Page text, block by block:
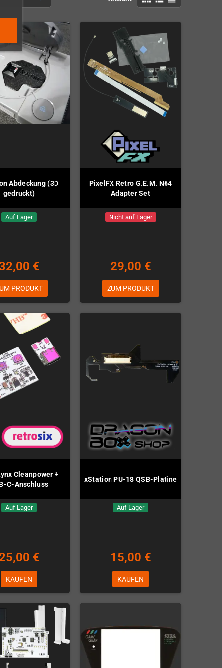
Abdeckung (3D
gedruckt)
Auf Lager
€
PRODUKT
PixelFX Retro G.E.M. N64
Adapter Set
Nicht auf Lager
29,00 €
ZUM PRODUKT
Cleanpower +
C-Anschluss
Auf Lager
25,00 €
KAUFEN
xStation PU-18 QSB-Platine
Auf Lager
15,00 €
KAUFEN